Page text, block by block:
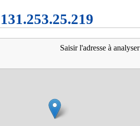
Saisir l'adresse à analyser